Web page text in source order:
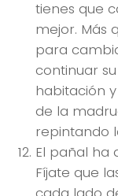
tienes que
mejor. Más
para
continuar
habitación
de la
repintando
El pañal ha
Fíjate que